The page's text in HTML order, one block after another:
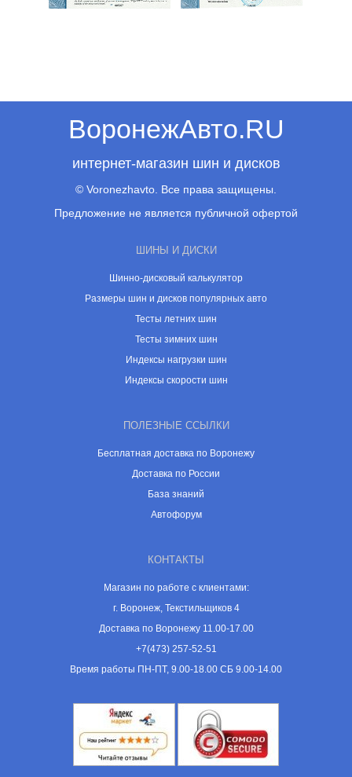
ВоронежАвто.RU
интернет-магазин шин и дисков
© Voronezhavto. Все права защищены.
Предложение не является публичной офертой
ШИНЫ И ДИСКИ
Шинно-дисковый калькулятор
Размеры шин и дисков популярных авто
Тесты летних шин
Тесты зимних шин
Индексы нагрузки шин
Индексы скорости шин
ПОЛЕЗНЫЕ ССЫЛКИ
Бесплатная доставка по Воронежу
Доставка по России
База знаний
Автофорум
КОНТАКТЫ
Магазин по работе с клиентами:
г. Воронеж, Текстильщиков 4
Доставка по Воронежу 11.00-17.00
+7(473) 257-52-51
Время работы ПН-ПТ, 9.00-18.00 СБ 9.00-14.00